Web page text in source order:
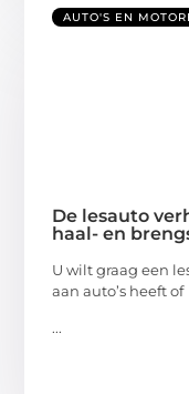
AUTO'S EN
De lesauto
haal- en
U wilt graag een
aan auto’s heeft of
...